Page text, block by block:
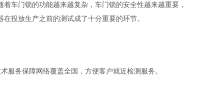
车门锁的功能越来越复杂，车门锁的安全性越来越重要，
投放生产之前的测试成了十分重要的环节。
服务保障网络覆盖全国，方便客户就近检测服务。